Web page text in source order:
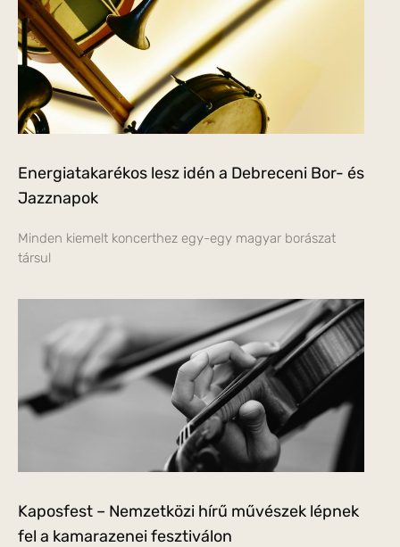
Energiatakarékos lesz idén a Debreceni Bor- és
Jazznapok
Minden kiemelt koncerthez egy-egy magyar borászat
társul
Kaposfest – Nemzetközi hírű művészek lépnek
fel a kamarazenei fesztiválon